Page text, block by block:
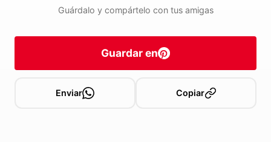
Guárdalo y compártelo con tus amigas
Guardar en
Enviar Copiar